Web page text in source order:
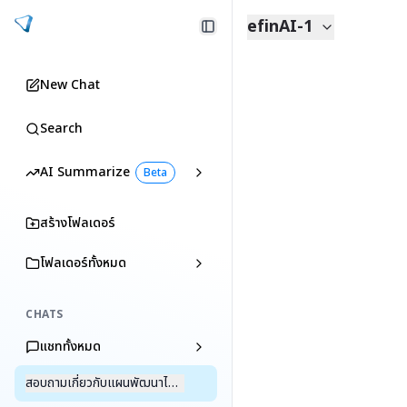
New Chat
Search
AI Summarize Beta
สร้างโฟลเดอร์
โฟลเดอร์ทั้งหมด
CHATS
แชททั้งหมด
สอบถามเกี่ยวกับแผนพัฒนาไฟฟ้า
efinAI-1